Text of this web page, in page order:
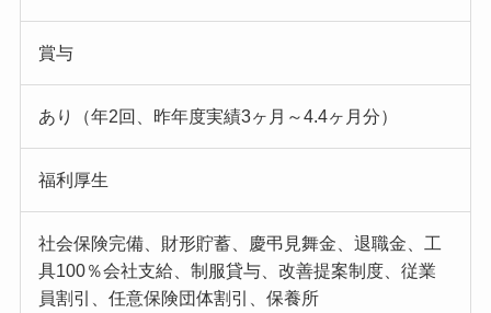
賞与
あり（年2回、昨年度実績3ヶ月～4.4ヶ月分）
福利厚生
社会保険完備、財形貯蓄、慶弔見舞金、退職金、工
具100％会社支給、制服貸与、改善提案制度、従業
員割引、任意保険団体割引、保養所